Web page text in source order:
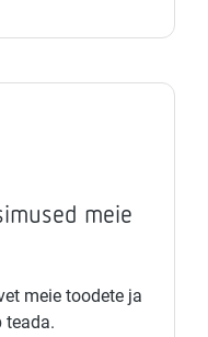
meie
meie toodete ja
teada.